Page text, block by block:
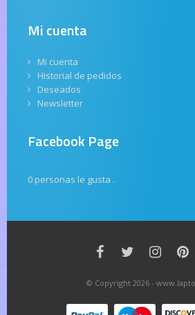
Mi cuenta
Mi cuenta
Historial de pedidos
Deseados
Newsletter
Facebook Page
0 personas le gusta .
© Copyright 2026 -